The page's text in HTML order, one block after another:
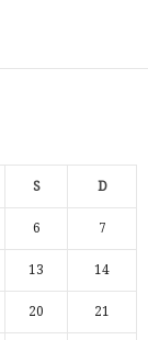
S D
6 7
13 14
20 21